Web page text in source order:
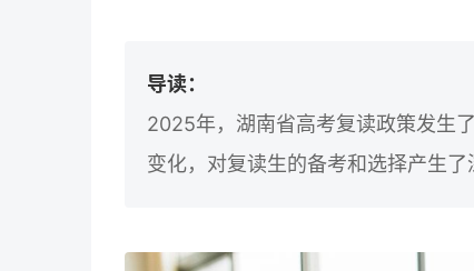
导读：
2025年，湖南省高考复读政策发生
变化，对复读生的备考和选择产生了